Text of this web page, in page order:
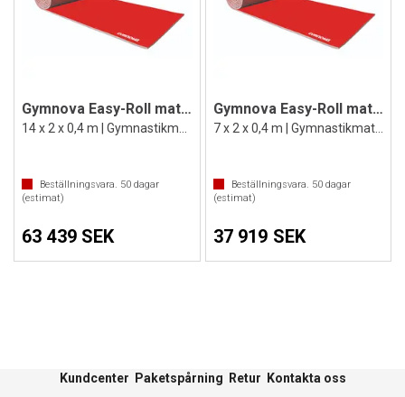
Gymnova Easy-Roll matta 14 m
Beställningsvara. 50 dagar
(estimat)
63 439 SEK
Gymnova Easy-Roll matta 7 m
7 x 2 x 0,4 m | Gymnastikmatta på rulle
Beställningsvara. 50dagar
(estimat)
37 919 SEK
Kundcenter Paketspårning Retur Kontakta oss